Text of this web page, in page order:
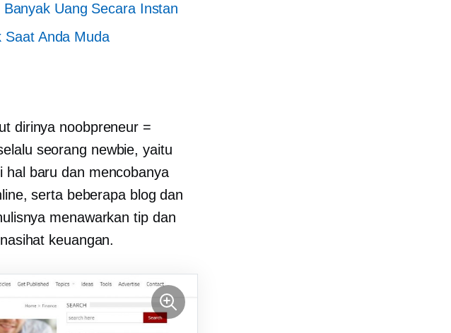
Uang Secara Instan
Saat Anda Muda
dirinya noobpreneur =
seorang newbie, yaitu
hal baru dan mencobanya
serta beberapa blog dan
menawarkan tip dan
keuangan.